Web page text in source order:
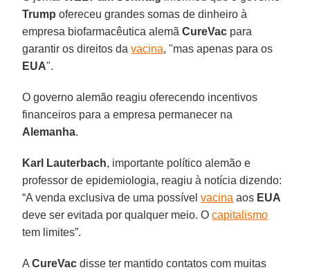
Trump ofereceu grandes somas de dinheiro à
empresa biofarmacêutica alemãCureVac para
garantir os direitos davacina, "mas apenas para os
EUA".
O governo alemão reagiu oferecendo incentivos
financeiros para a empresa permanecer na
Alemanha.
Karl Lauterbach, importante político alemão e
professor de epidemiologia, reagiu à notícia dizendo:
“A venda exclusiva de uma possívelvacina aos EUA
deve ser evitada por qualquer meio. Ocapitalismo
tem limites”.
ACureVac disse ter mantido contatos com muitas